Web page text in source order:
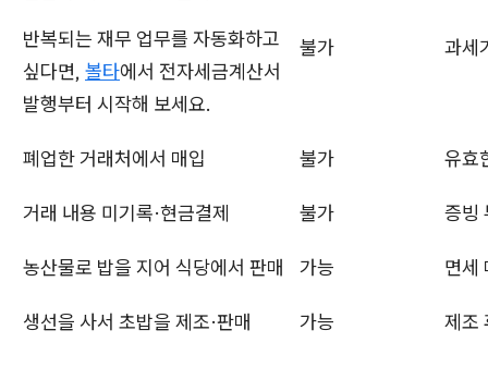
반복되는 재무 업무를 자동화하고
싶다면, 볼타에서 전자세금계산서
발행부터 시작해 보세요.
불가 과세
폐업한 거래처에서 매입 불가 유효
거래 내용 미기록·현금결제 불가 증빙
농산물로 밥을 지어 식당에서 판매 가능 면세
생선을 사서 초밥을 제조·판매 가능 제조